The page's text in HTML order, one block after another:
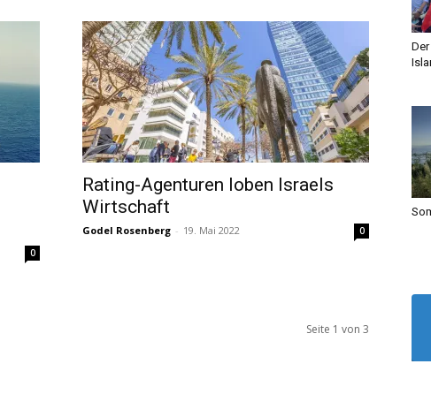
0
Rating-Agenturen loben Israels
Wirtschaft
Godel Rosenberg - 19. Mai 2022 0
Seite 1 von 3